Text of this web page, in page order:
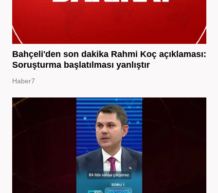
Bahçeli'den son dakika Rahmi Koç açıklaması:
Soruşturma başlatılması yanlıştır
Haber7